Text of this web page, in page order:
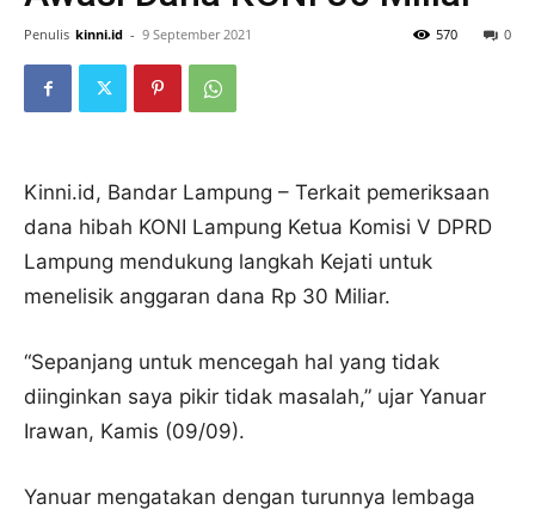
Penulis kinni.id - 9 September 2021 0
570
Kinni.id, Bandar Lampung – Terkait pemeriksaan
dana hibah KONI Lampung Ketua Komisi V DPRD
Lampung mendukung langkah Kejati untuk
menelisik anggaran dana Rp 30 Miliar.
“Sepanjang untuk mencegah hal yang tidak
diinginkan saya pikir tidak masalah,” ujar Yanuar
Irawan, Kamis (09/09).
Yanuar mengatakan dengan turunnya lembaga